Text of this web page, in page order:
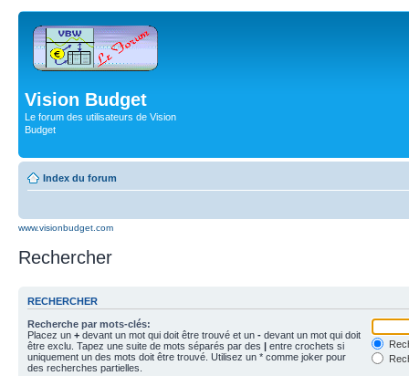
Vision Budget
Le forum des utilisateurs de Vision
Budget
Index du forum
www.visionbudget.com
Rechercher
RECHERCHER
Recherche par mots-clés:
Placez un + devant un mot qui doit être trouvé et un - devant un mot qui doit
être exclu. Tapez une suite de mots séparés par des | entre crochets si
uniquement un des mots doit être trouvé. Utilisez un * comme joker pour
des recherches partielles.